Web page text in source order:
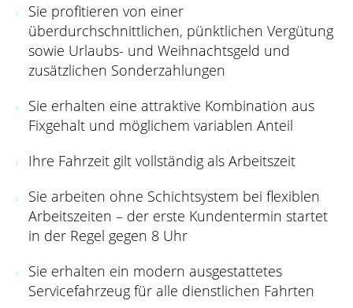
Sie profitieren von einer
überdurchschnittlichen, pünktlichen Vergütung
sowie Urlaubs- und Weihnachtsgeld und
zusätzlichen Sonderzahlungen
Sie erhalten eine attraktive Kombination aus
Fixgehalt und möglichem variablen Anteil
Ihre Fahrzeit gilt vollständig als Arbeitszeit
Sie arbeiten ohne Schichtsystem bei flexiblen
Arbeitszeiten – der erste Kundentermin startet
in der Regel gegen 8 Uhr
Sie erhalten ein modern ausgestattetes
Servicefahrzeug für alle dienstlichen Fahrten